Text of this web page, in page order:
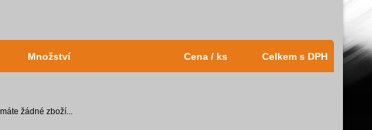
Množství Cena / ks Celkem s DPH
žádné zboží...